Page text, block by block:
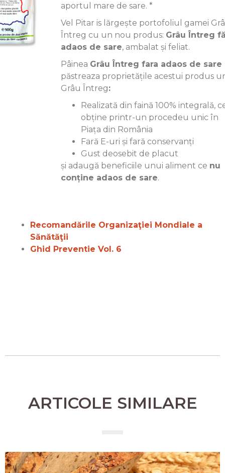
aportul mare de sare. *
Vel Pitar is lărgește portofoliul gamei
Întreg cu un nou produs: Grâu Întreg
adaos de sare, ambalat și feliat.
Pâinea Grâu Întreg fara adaos de sare
păstreaza proprietățile acestui produs
Grâu Întreg:
Realizată din faină 100% integrală,
obține printr-un procedeu unic în
Piața din România
Fară E-uri și fară conservanți
Gust deosebit de placut
și adaugă beneficiile unui aliment ce nu
conține adaos de sare.
Recomandările Organizaţiei Mondiale a
Sănătăţii
Ghid Preventie Vol. 6
ARTICOLE SIMILARE